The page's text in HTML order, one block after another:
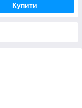
Купити